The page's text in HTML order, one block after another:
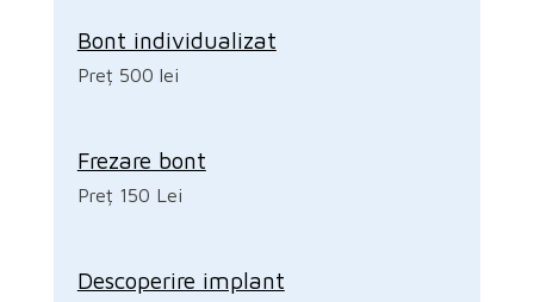
Bont individualizat
Preț 500 lei
Frezare bont
Preț 150 Lei
Descoperire implant